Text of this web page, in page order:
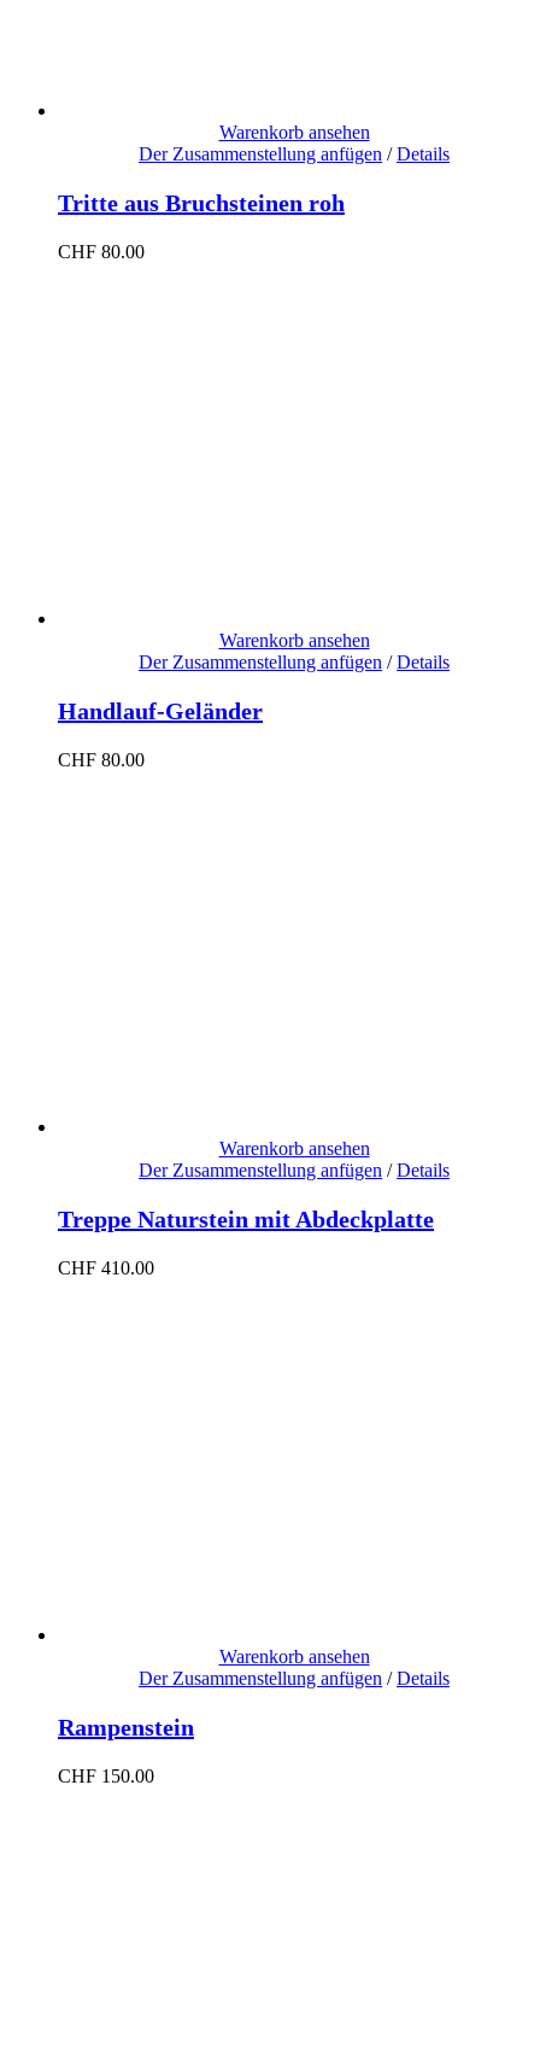
Warenkorb ansehen
Der Zusammenstellung anfügen / Details
Tritte aus Bruchsteinen roh
CHF 80.00
Warenkorb ansehen
Der Zusammenstellung anfügen / Details
Handlauf-Geländer
CHF 80.00
Warenkorb ansehen
Der Zusammenstellung anfügen / Details
Treppe Naturstein mit Abdeckplatte
CHF 410.00
Warenkorb ansehen
Der Zusammenstellung anfügen / Details
Rampenstein
CHF 150.00